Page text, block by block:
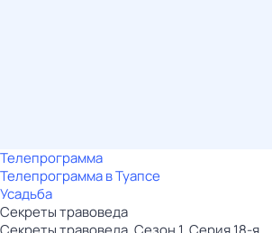
Телепрограмма
Телепрограмма в Туапсе
Усадьба
Секреты травоведа